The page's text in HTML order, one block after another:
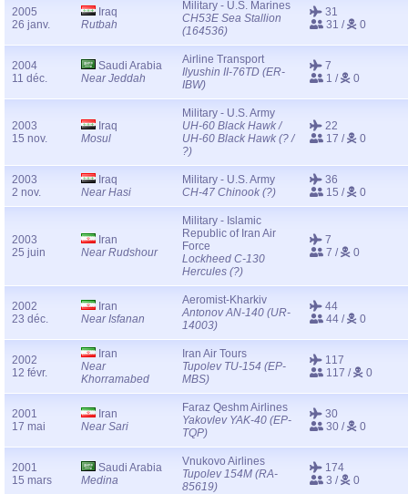
2005
26 janv.
Iraq
Rutbah
Military - U.S. Marines
CH53E Sea Stallion
(164536)
31
31 /
0
2004
11 déc.
Saudi Arabia
Near Jeddah
Airline Transport
Ilyushin II-76TD (ER-
IBW)
7
1 /
0
2003
15 nov.
Iraq
Mosul
Military - U.S. Army
UH-60 Black Hawk /
UH-60 Black Hawk (? /
?)
22
17 /
0
2003
2 nov.
Iraq
Near Hasi
Military - U.S. Army
CH-47 Chinook (?)
36
15 /
0
2003
25 juin
Iran
Near Rudshour
Military - Islamic
Republic of Iran Air
Force
Lockheed C-130
Hercules (?)
7
7 /
0
2002
23 déc.
Iran
Near Isfanan
Aeromist-Kharkiv
Antonov AN-140 (UR-
14003)
44
44 /
0
2002
12 févr.
Iran
Near
Khorramabed
Iran Air Tours
Tupolev TU-154 (EP-
MBS)
117
117 /
0
2001
17 mai
Iran
Near Sari
Faraz Qeshm Airlines
Yakovlev YAK-40 (EP-
TQP)
30
30 /
0
2001
15 mars
Saudi Arabia
Medina
Vnukovo Airlines
Tupolev 154M (RA-
85619)
174
3 /
0